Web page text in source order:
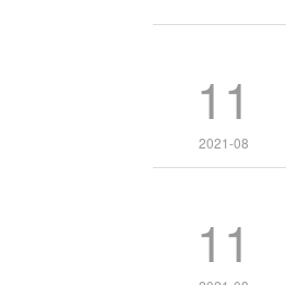
11
2021-08
11